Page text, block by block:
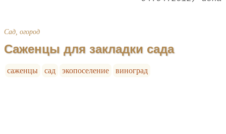
Сад, огород
Саженцы для закладки сада
саженцы сад экопоселение виноград